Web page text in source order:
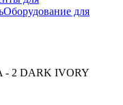
Оборудование для
- 2 DARK IVORY